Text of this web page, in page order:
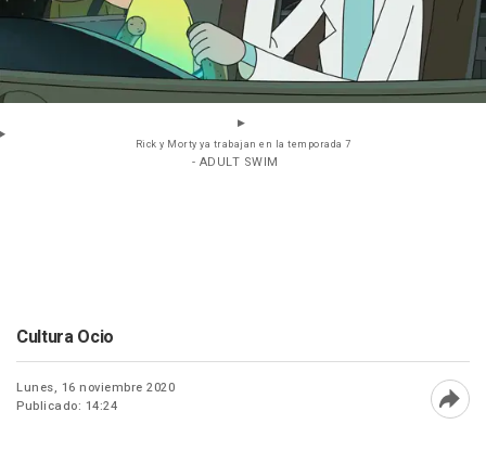
Rick y Morty ya trabajan en la temporada 7
- ADULT SWIM
Cultura Ocio
Lunes, 16 noviembre 2020
Publicado: 14:24